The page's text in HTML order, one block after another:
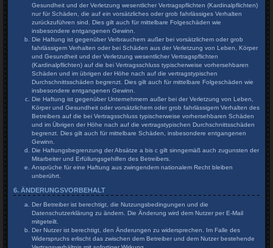
Gesundheit und der Verletzung wesentlicher Vertragspflichten (Kardinalpflichten)
nur für Schäden, die auf ein vorsätzliches oder grob fahrlässiges Verhalten
zurückzuführen sind. Dies gilt auch für mittelbare Folgeschäden wie
insbesondere entgangenen Gewinn.
Die Haftung ist gegenüber Verbrauchern außer bei vorsätzlichem oder grob
fahrlässigem Verhalten oder bei Schäden aus der Verletzung von Leben, Körper
und Gesundheit und der Verletzung wesentlicher Vertragspflichten
(Kardinalpflichten) auf die bei Vertragsschluss typischerweise vorhersehbaren
Schäden und im übrigen der Höhe nach auf die vertragstypischen
Durchschnittsschäden begrenzt. Dies gilt auch für mittelbare Folgeschäden wie
insbesondere entgangenen Gewinn.
Die Haftung ist gegenüber Unternehmern außer bei der Verletzung von Leben,
Körper und Gesundheit oder vorsätzlichem oder grob fahrlässigem Verhalten des
Betreibers auf die bei Vertragsschluss typischerweise vorhersehbaren Schäden
und im Übrigen der Höhe nach auf die vertragstypischen Durchschnittsschäden
begrenzt. Dies gilt auch für mittelbare Schäden, insbesondere entgangenen
Gewinn.
Die Haftungsbegrenzung der Absätze a bis c gilt sinngemäß auch zugunsten der
Mitarbeiter und Erfüllungsgehilfen des Betreibers.
Ansprüche für eine Haftung aus zwingendem nationalem Recht bleiben
unberührt.
6. ÄNDERUNGSVORBEHALT
Der Betreiber ist berechtigt, die Nutzungsbedingungen und die
Datenschutzerklärung zu ändern. Die Änderung wird dem Nutzer per E-Mail
mitgeteilt.
Der Nutzer ist berechtigt, den Änderungen zu widersprechen. Im Falle des
Widerspruchs erlischt das zwischen dem Betreiber und dem Nutzer bestehende